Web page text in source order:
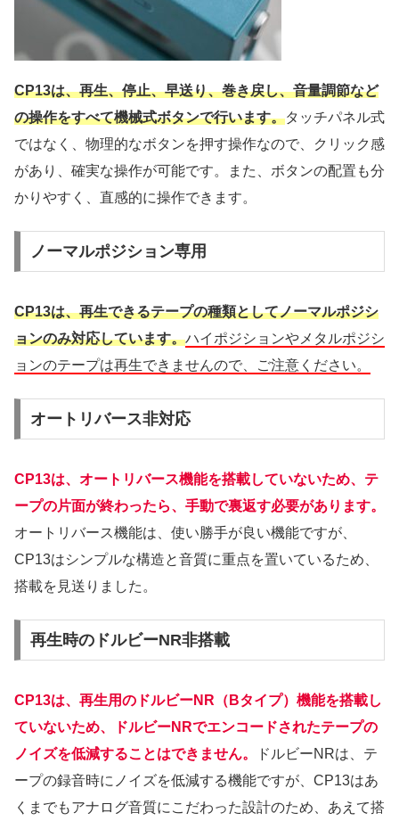
CP13は、再生、停止、早送り、巻き戻し、音量調節など
の操作をすべて機械式ボタンで行います。タッチパネル式
ではなく、物理的なボタンを押す操作なので、クリック感
があり、確実な操作が可能です。また、ボタンの配置も分
かりやすく、直感的に操作できます。
ノーマルポジション専用
CP13は、再生できるテープの種類としてノーマルポジシ
ョンのみ対応しています。ハイポジションやメタルポジシ
ョンのテープは再生できませんので、ご注意ください。
オートリバース非対応
CP13は、オートリバース機能を搭載していないため、テ
ープの片面が終わったら、手動で裏返す必要があります。
オートリバース機能は、使い勝手が良い機能ですが、
CP13はシンプルな構造と音質に重点を置いているため、
搭載を見送りました。
再生時のドルビーNR非搭載
CP13は、再生用のドルビーNR（Bタイプ）機能を搭載し
ていないため、ドルビーNRでエンコードされたテープの
ノイズを低減することはできません。
ドルビーNRは、テ
ープの録音時にノイズを低減する機能ですが、CP13はあ
くまでもアナログ音質にこだわった設計のため、あえて搭